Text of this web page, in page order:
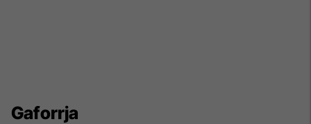
Gaforrja